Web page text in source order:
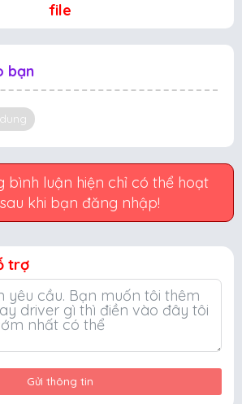
file
bạn
bình luận hiện chỉ có thể hoạt
khi bạn đăng nhập!
trợ
Gửi thông tin